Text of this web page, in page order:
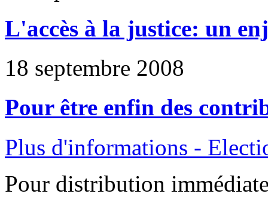
L'accès à la justice: un
18 septembre 2008
Pour être enfin des
Plus d'informations -
Pour distribution